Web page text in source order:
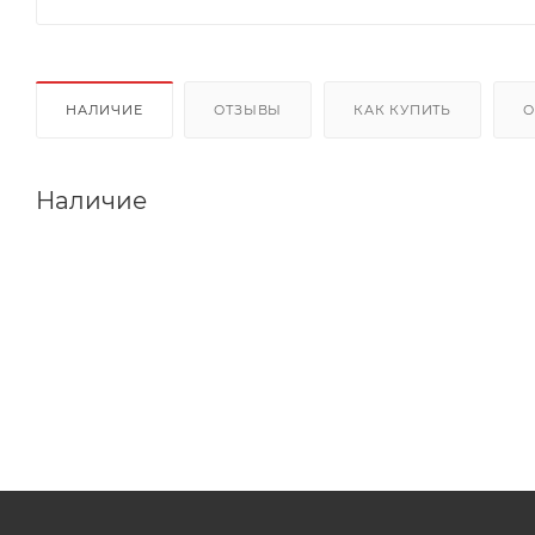
НАЛИЧИЕ ОТЗЫВЫ КАК КУПИТЬ
Наличие